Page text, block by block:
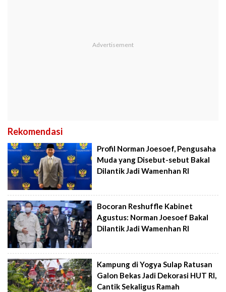
Rekomendasi
Profil Norman Joesoef, Pengusaha
Muda yang Disebut-sebut Bakal
Dilantik Jadi Wamenhan RI
Bocoran Reshuffle Kabinet
Agustus: Norman Joesoef Bakal
Dilantik Jadi Wamenhan RI
Kampung di Yogya Sulap Ratusan
Galon Bekas Jadi Dekorasi HUT RI,
Cantik Sekaligus Ramah